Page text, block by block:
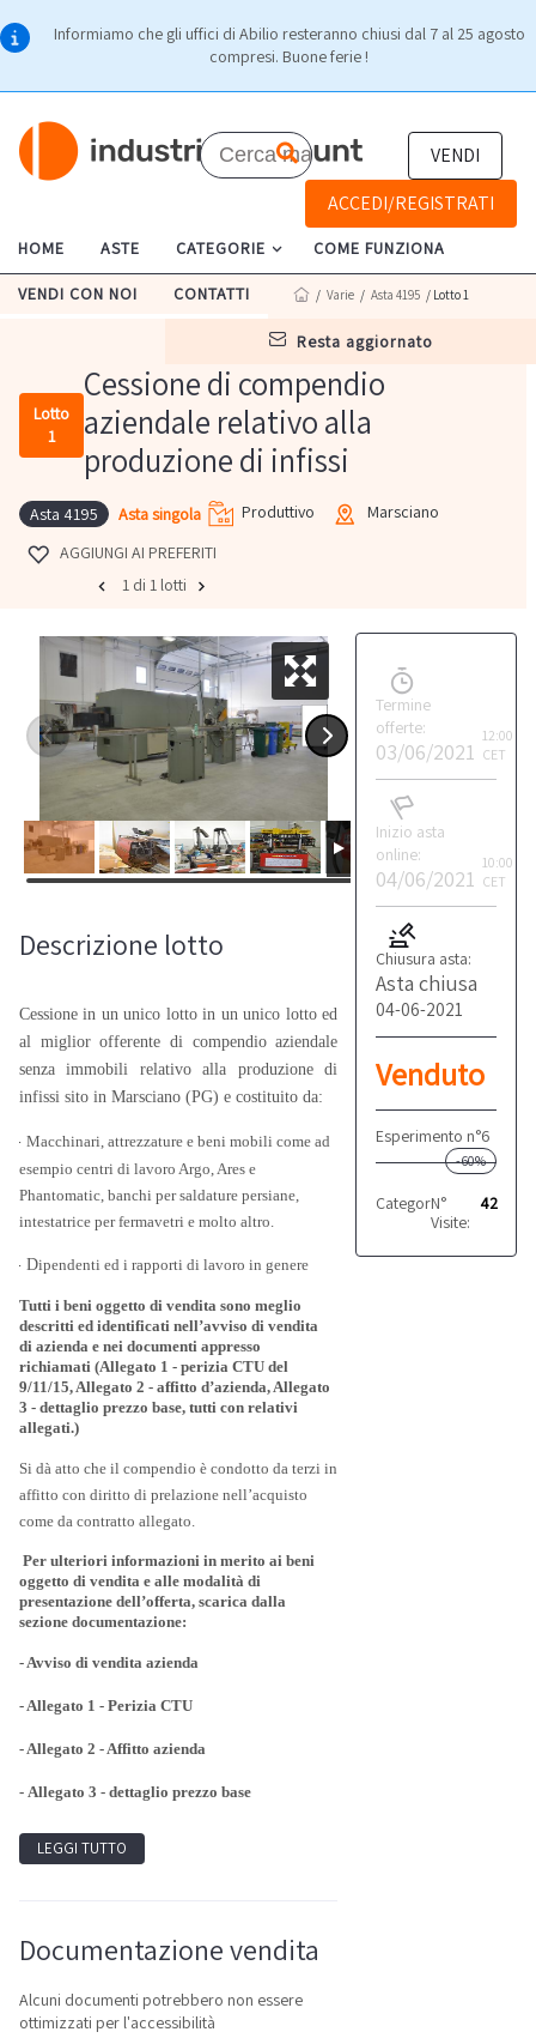
Informiamo che gli uffici di Abilio resteranno chiusi dal 7 al 25 agosto
compresi. Buone ferie !
VENDI
ACCEDI/REGISTRATI
HOME ASTE CATEGORIE COME FUNZIONA
VENDI CON NOI CONTATTI
resta aggiornato
/ Varie / Asta 4195 / Lotto 1
Lotto
1
Cessione di compendio
aziendale relativo alla
produzione di infissi
Asta 4195 Asta singola Produttivo
Marsciano
AGGIUNGI AI PREFERITI
1 di 1 lotti
Termine
offerte:
03/06/2021
12:00
CET
Inizio asta
online:
04/06/2021
10:00
CET
Chiusura asta:
Asta chiusa
04-06-2021
Venduto
Esperimento n°6
-60%
Categoria: Produttivo
N°
Visite:
42
Descrizione lotto
Cessione in un unico lotto in un unico lotto ed
al miglior offerente di compendio aziendale
senza immobili relativo alla produzione di
infissi sito in Marsciano (PG) e costituito da:
Macchinari, attrezzature e beni mobili come ad
esempio centri di lavoro Argo, Ares e
Phantomatic, banchi per saldature persiane,
intestatrice per fermavetri e molto altro.
Dipendenti ed i rapporti di lavoro in genere
Tutti i beni oggetto di vendita sono meglio
descritti ed identificati nell’avviso di vendita
di azienda e nei documenti appresso
richiamati (Allegato 1 - perizia CTU del
9/11/15, Allegato 2 - affitto d’azienda, Allegato
3 - dettaglio prezzo base, tutti con relativi
allegati.)
Si dà atto che il compendio è condotto da terzi in
affitto con diritto di prelazione nell’acquisto
come da contratto allegato.
Per ulteriori informazioni in merito ai beni
oggetto di vendita e alle modalità di
presentazione dell’offerta, scarica dalla
sezione documentazione:
- Avviso di vendita azienda
- Allegato 1 - Perizia CTU
- Allegato 2 - Affitto azienda
- Allegato 3 - dettaglio prezzo base
LEGGI TUTTO
Documentazione vendita
Alcuni documenti potrebbero non essere
ottimizzati per l'accessibilità